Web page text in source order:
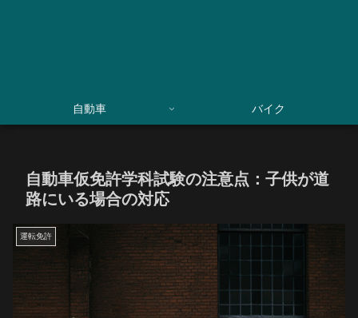
自動車 バイク
自動車仮免許学科試験の注意点：子供が道
路にいる場合の対応
運転免許